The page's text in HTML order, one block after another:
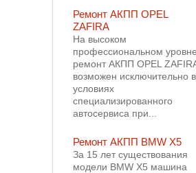
Ремонт АКПП OPEL
ZAFIRA
На высоком
профессиональном уровне
ремонт АКПП OPEL
возможен исключительно в
условиях
специализированного
автосервиса при...
Ремонт АКПП BMW X5
За 15 лет существования
модели BMW X5 машина